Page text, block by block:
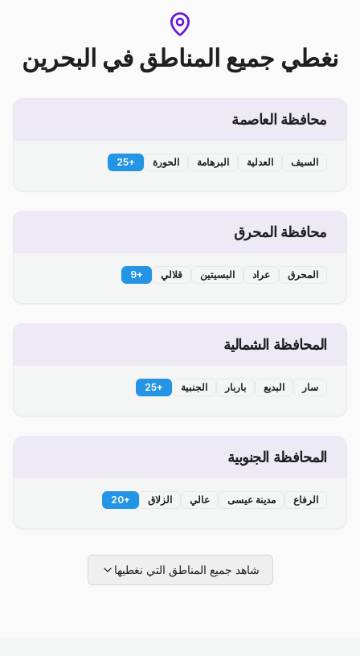
نغطي جميع المناطق في البحرين
محافظة العاصمة
السيف العدلية البرهامة الحورة +
25
محافظة المحرق
المحرق عراد البسيتين قلالي +
9
المحافظة الشمالية
سار البديع باربار الجنبية +
25
المحافظة الجنوبية
الرفاع مدينة عيسى عالي الزلاق +
20
شاهد جميع المناطق التي نغطيها